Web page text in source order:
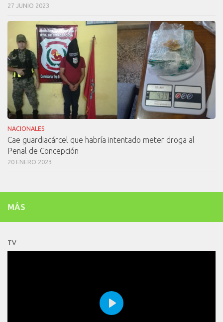
27 JUNIO 2023
NACIONALES
Cae guardiacárcel que habría intentado meter droga al
Penal de Concepción
20 ENERO 2023
MÁS
TV
Play